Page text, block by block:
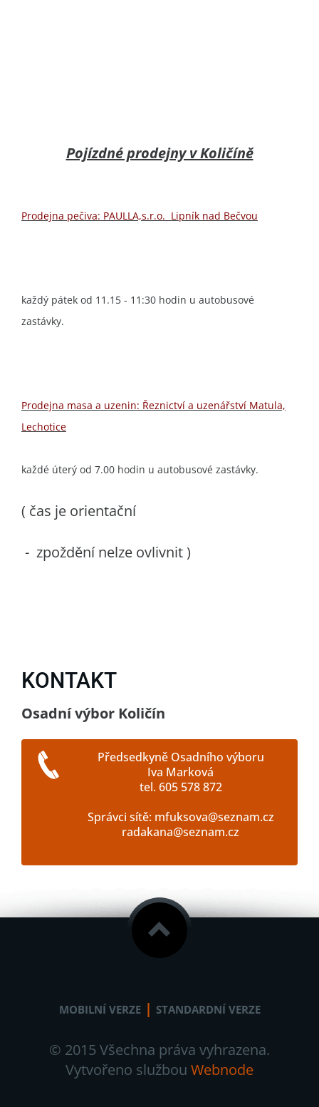
Pojízdné prodejny v Količíně
Prodejna pečiva: PAULLA,s.r.o. Lipník nad Bečvou
každý pátek od 11.15 - 11:30 hodin u autobusové
zastávky.
Prodejna masa a uzenin: Řeznictví a uzenářství Matula,
Lechotice
každé úterý od 7.00 hodin u autobusové zastávky.
( čas je orientační
- zpoždění nelze ovlivnit )
KONTAKT
Osadní výbor Količín
Předsedkyně Osadního výboru
Iva Marková
tel. 605 578 872
Správci sítě: mfuksova@seznam.cz
radakana@seznam.cz
MOBILNÍ VERZE | STANDARDNÍ VERZE
© 2015 Všechna práva vyhrazena.
Vytvořeno službou Webnode